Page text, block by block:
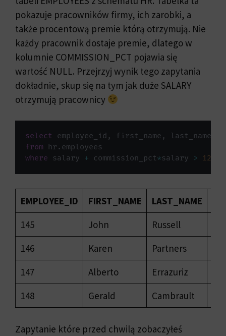
pokazuje pracowników firmy, ich zarobki, a
także procentową premie którą otrzymują. Nie
każdy pracownik dostaje premie, dlatego w
kolumnie COMMISSION_PCT pojawia się
wartość NULL. Przejrzyj wynik tego zapytania
dokładnie, skup się na tym jak duże SALARY
otrzymują pracownicy
select employee_id , first_name , last_name
from hr .
where salary + commission_pct*salary > 1200
EMPLOYEE_ID FIRST_NAME LAST_NAME
145
John Russell
146
Karen Partners
147
Alberto Errazuriz
148
Gerald Cambrault
Zapytanie które przed chwilą zobaczyłeś